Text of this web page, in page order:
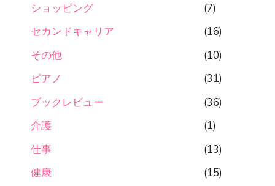
ショッピング
(7)
セカンドキャリア
(16)
その他
(10)
ピアノ
(31)
ブックレビュー
(36)
介護
(1)
仕事
(13)
健康
(15)